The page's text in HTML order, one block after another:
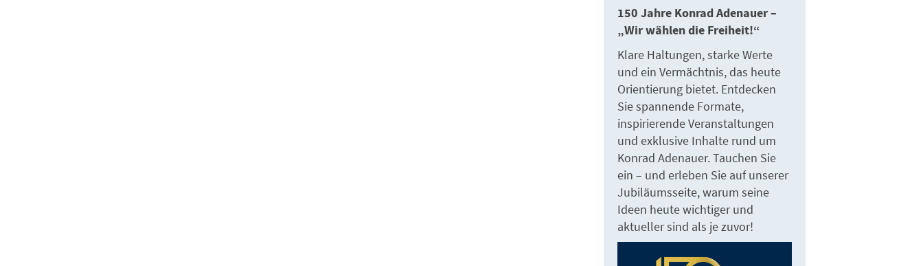
150 Jahre Konrad Adenauer –
„Wir wählen die Freiheit!“
Klare Haltungen, starke Werte
und ein Vermächtnis, das heute
Orientierung bietet. Entdecken
Sie spannende Formate,
inspirierende Veranstaltungen
und exklusive Inhalte rund um
Konrad Adenauer. Tauchen Sie
ein – und erleben Sie auf unserer
Jubiläumsseite, warum seine
Ideen heute wichtiger und
aktueller sind als je zuvor!